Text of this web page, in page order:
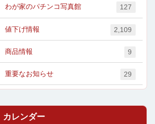
わが家のパチンコ写真館 127
値下げ情報 2,109
商品情報 9
重要なお知らせ 29